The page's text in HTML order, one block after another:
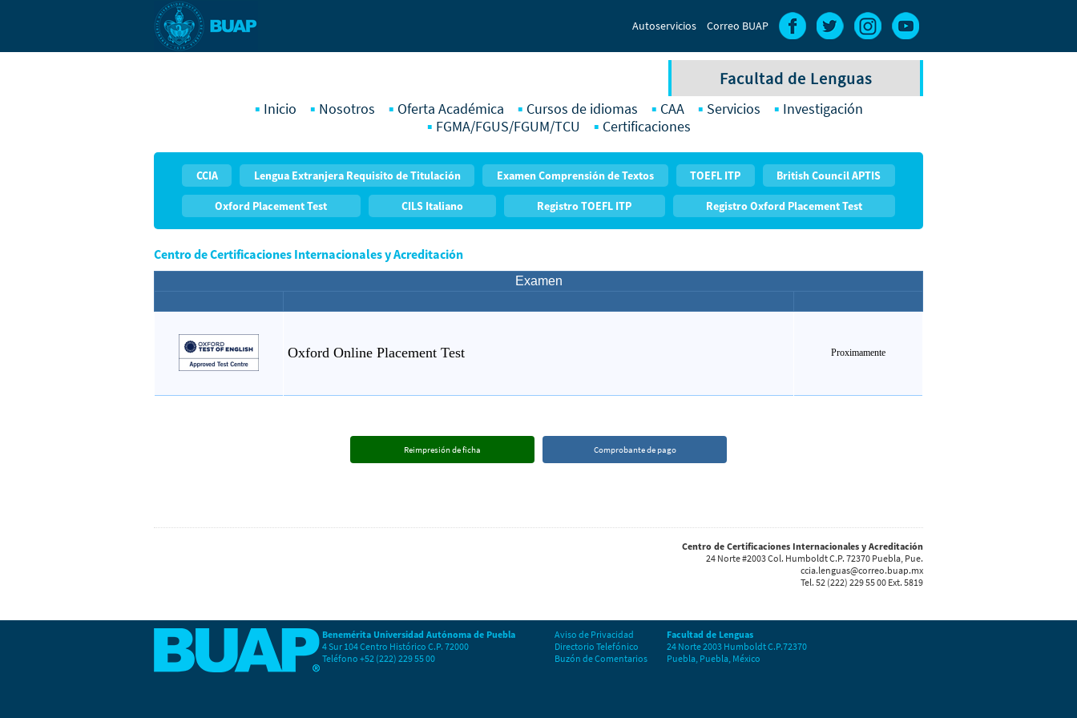
Autoservicios Correo BUAP
Facultad de Lenguas
Inicio Nosotros Oferta Académica Cursos de idiomas CAA Servicios
Investigación
FGMA/FGUS/FGUM/TCU
Certificaciones
CCIA Lengua Extranjera Requisito de Titulación Examen Comprensión de Textos TOEFL ITP British Council APTIS
Oxford Placement Test CILS Italiano Registro TOEFL ITP Registro Oxford Placement Test
Centro de Certificaciones Internacionales y Acreditación
Examen
Oxford Online Placement Test Proximamente
Reimpresión de ficha Comprobante de pago
Centro de Certificaciones Internacionales y Acreditación
24 Norte #2003 Col. Humboldt C.P. 72370 Puebla, Pue.
ccia.lenguas@correo.buap.mx
Tel. 52 (222) 229 55 00 Ext. 5819
Benemérita Universidad Autónoma de Puebla
4 Sur 104 Centro Histórico C.P. 72000
Teléfono +52 (222) 229 55 00
Aviso de Privacidad
Directorio Telefónico
Buzón de Comentarios
Facultad de Lenguas
24 Norte 2003 Humboldt C.P.72370
Puebla, Puebla, México